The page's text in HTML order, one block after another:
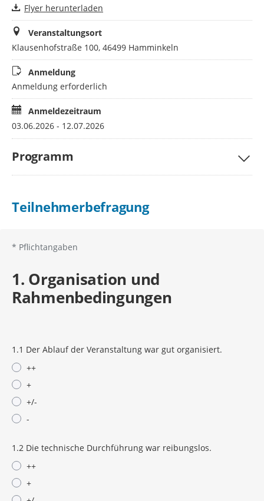
Flyer herunterladen
Veranstaltungsort
Klausenhofstraße 100, 46499 Hamminkeln
Anmeldung
Anmeldung erforderlich
Anmeldezeitraum
03.06.2026 - 12.07.2026
Programm
Teilnehmerbefragung
* Pflichtangaben
1. Organisation und
Rahmenbedingungen
1.1 Der Ablauf der Veranstaltung war gut organisiert.
++
+
+/-
-
1.2 Die technische Durchführung war reibungslos.
++
+